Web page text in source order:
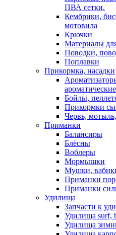
ПВА сетки.
Кембрики,
мотовила
Крючки
Материалы
Поводки,
Поплавки
Прикормка, насадки
ароматические
Бойлы,
Прикормки
Червь,
Приманки
Балансиры
Блёсны
Воблеры
Мормышки
Мушки,
Приманки
Приманки
Удилища
Запчасти к
Удилища surf,
Удилища